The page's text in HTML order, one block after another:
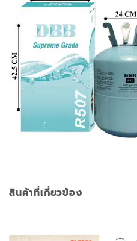
สินค้าที่เกี่ยวข้อง